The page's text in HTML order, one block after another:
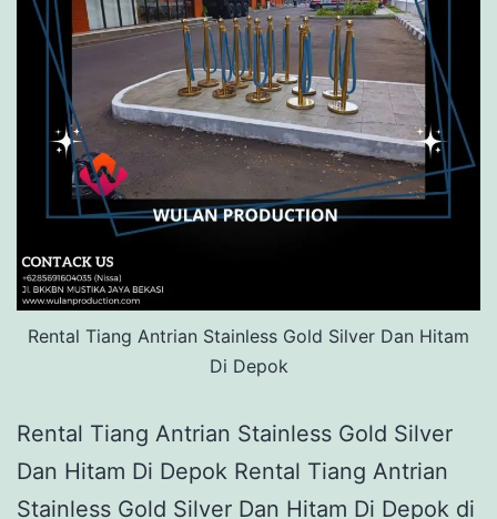
Rental Tiang Antrian Stainless Gold Silver Dan Hitam
Di Depok
Rental Tiang Antrian Stainless Gold Silver
Dan Hitam Di Depok Rental Tiang Antrian
Stainless Gold Silver Dan Hitam Di Depok di